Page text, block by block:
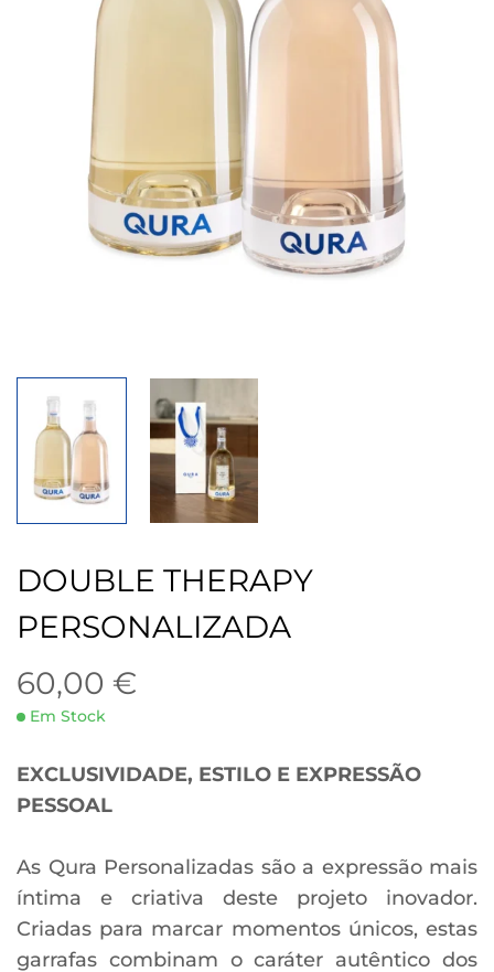
DOUBLE THERAPY
PERSONALIZADA
60,00 €
Em Stock
EXCLUSIVIDADE, ESTILO E EXPRESSÃO
PESSOAL
As Qura Personalizadas são a expressão mais
íntima e criativa deste projeto inovador.
Criadas para marcar momentos únicos, estas
garrafas combinam o caráter autêntico dos